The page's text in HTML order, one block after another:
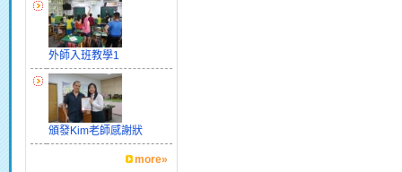
外師入班教學1
頒發Kim老師感謝狀
more»